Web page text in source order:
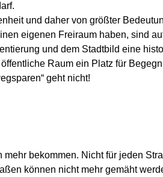
und daher von größter
eigenen Freiraum haben, sind
und dem Stadtbild eine
Raum ein Platz für
geht nicht!
bekommen. Nicht für jeden
können nicht mehr gemäht